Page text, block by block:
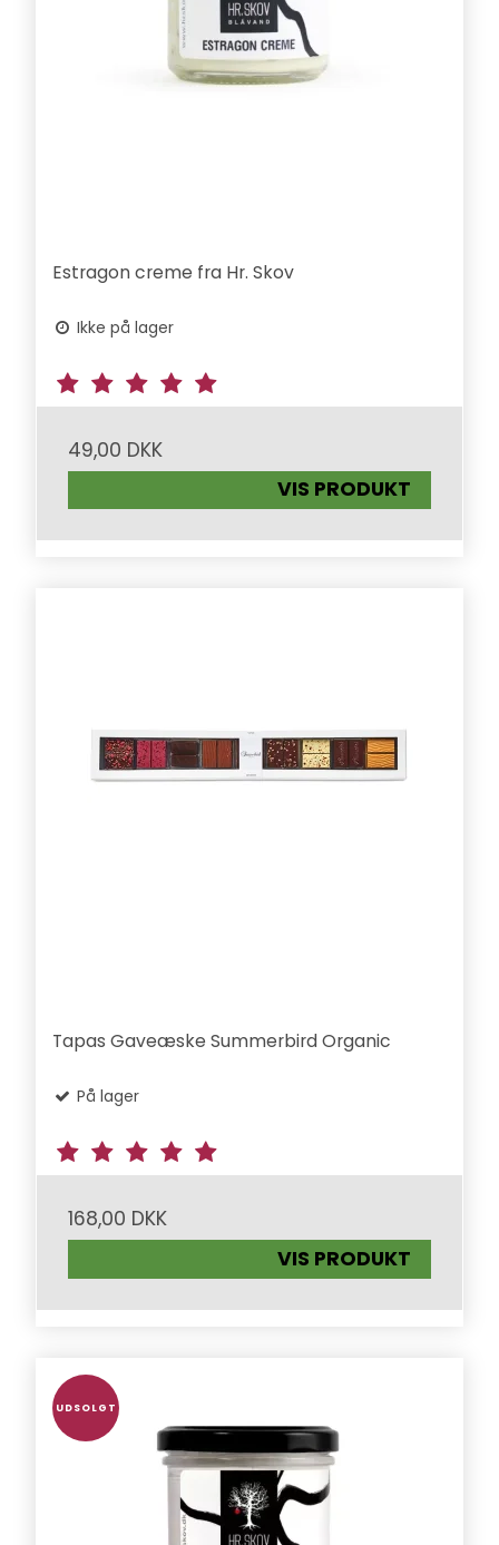
Estragon creme fra Hr. Skov
Ikke på lager
49,00 DKK
VIS PRODUKT
Tapas Gaveæske Summerbird Organic
På lager
168,00 DKK
VIS PRODUKT
UDSOLGT